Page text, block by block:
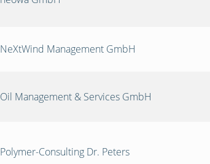
NeXtWind Management GmbH
Oil Management & Services GmbH
Polymer-Consulting Dr. Peters